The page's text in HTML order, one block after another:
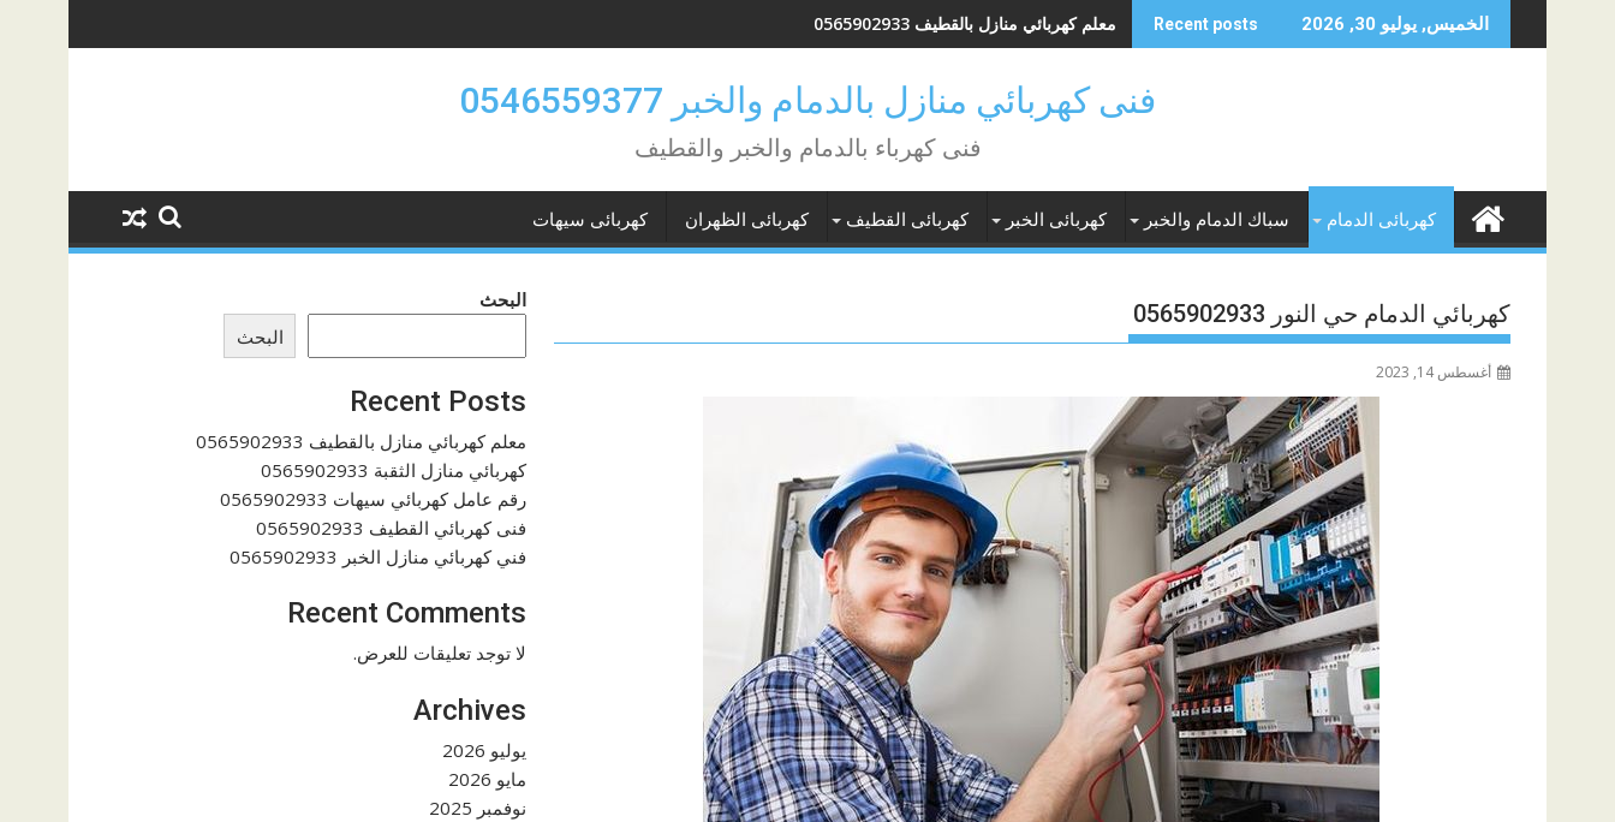
to
الخميس, يوليو 30, 2026 Recent posts معلم كهربائي منازل بالقطيف 0565902933
فنى كهربائي منازل بالدمام والخبر 0546559377
فنى كهرباء بالدمام والخبر والقطيف
كهربائى الدمام سباك الدمام والخبر كهربائى الخبر كهربائى القطيف كهربائى الظهران كهربائى سيهات
كهربائي الدمام حي النور 0565902933
أغسطس 14, 2023
البحث
البحث
Recent Posts
معلم كهربائي منازل بالقطيف 0565902933
كهربائي منازل الثقبة 0565902933
رقم عامل كهربائي سيهات 0565902933
فنى كهربائي القطيف 0565902933
فني كهربائي منازل الخبر 0565902933
Recent Comments
لا توجد تعليقات للعرض.
Archives
يوليو 2026
مايو 2026
نوفمبر 2025